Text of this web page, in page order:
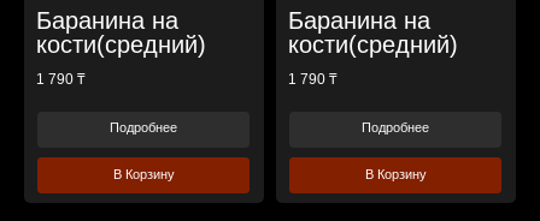
Баранина на
кости(средний)
1 790 ₸
Подробнее
В Корзину
Баранина на
кости(средний)
1 790 ₸
Подробнее
В Корзину